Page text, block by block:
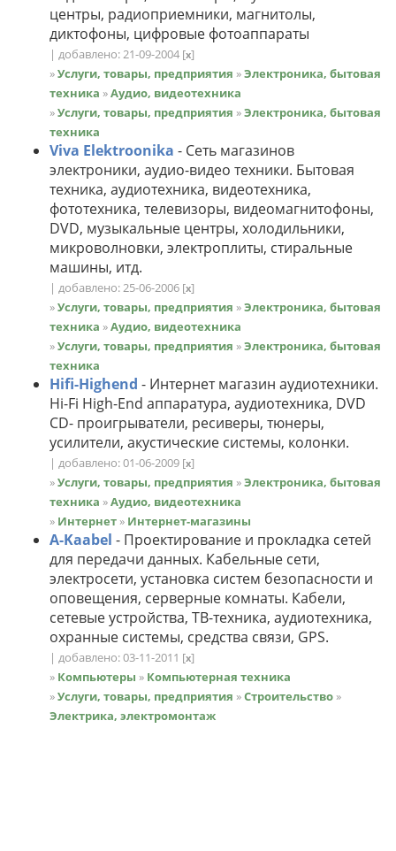
центры, радиоприемники, магнитолы,
диктофоны, цифровые фотоаппараты
| добавлено: 21-09-2004 [x]
»Услуги, товары, предприятия »Электроника, бытовая
техника »Аудио, видеотехника
»Услуги, товары, предприятия »Электроника, бытовая
техника
Viva Elektroonika - Сеть магазинов
электроники, аудио-видео техники. Бытовая
техника, аудиотехника, видеотехника,
фототехника, телевизоры, видеомагнитофоны,
DVD, музыкальные центры, холодильники,
микроволновки, электроплиты, стиральные
машины, итд.
| добавлено: 25-06-2006 [x]
»Услуги, товары, предприятия »Электроника, бытовая
техника »Аудио, видеотехника
»Услуги, товары, предприятия »Электроника, бытовая
техника
Hifi-Highend - Интернет магазин аудиотехники.
Hi-Fi High-End аппаратура, аудиотехника, DVD
CD- проигрыватели, ресиверы, тюнеры,
усилители, акустические системы, колонки.
| добавлено: 01-06-2009 [x]
»Услуги, товары, предприятия »Электроника, бытовая
техника »Аудио, видеотехника
» Интернет » Интернет-магазины
A-Kaabel - Проектирование и прокладка сетей
для передачи данных. Кабельные сети,
электросети, установка систем безопасности и
оповещения, серверные комнаты. Кабели,
сетевые устройства, ТВ-техника, аудиотехника,
охранные системы, средства связи, GPS.
| добавлено: 03-11-2011 [x]
» Компьютеры » Компьютерная техника
»Услуги, товары, предприятия »Строительство »
Электрика, электромонтаж